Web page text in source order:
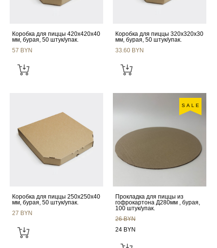
Коробка для пиццы 420x420x40
мм, бурая, 50 штук/упак.
57 BYN
Коробка для пиццы 320x320x30
мм, бурая, 50 штук/упак.
33.60 BYN
Коробка для пиццы 250x250x40
мм, бурая, 50 штук/упак.
27 BYN
SALE
Прокладка для пиццы из
гофрокартона Д280мм , бурая,
100 штук/упак.
26 BYN
24 BYN